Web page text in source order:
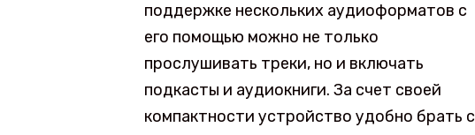
поддержке нескольких аудиоформатов с
его помощью можно не только
прослушивать треки, но и включать
подкасты и аудиокниги. За счет своей
компактности устройство удобно брать с